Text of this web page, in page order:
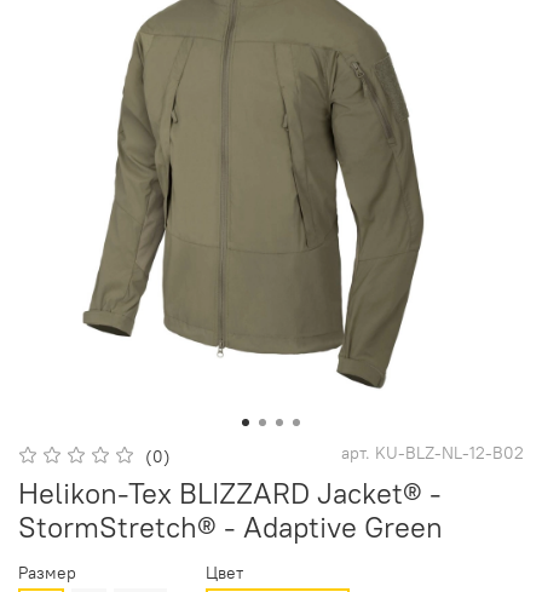
(0) арт. KU-BLZ-NL-12-B02
Helikon-Tex BLIZZARD Jacket® -
StormStretch® - Adaptive Green
Размер
Цвет